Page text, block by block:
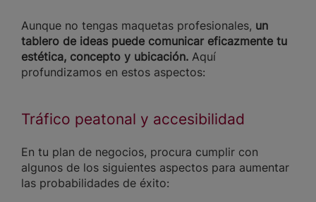
Aunque no tengas maquetas profesionales, un
tablero de ideas puede comunicar eficazmente tu
estética, concepto y ubicación. Aquí
profundizamos en estos aspectos:
Tráfico peatonal y accesibilidad
En tu plan de negocios, procura cumplir con
algunos de los siguientes aspectos para aumentar
las probabilidades de éxito: